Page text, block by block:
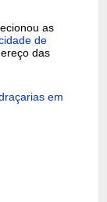
as
de
das
em